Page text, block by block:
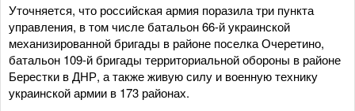
Уточняется, что российская армия поразила три пункта
управления, в том числе батальон 66-й украинской
механизированной бригады в районе поселка Очеретино,
батальон 109-й бригады территориальной обороны в районе
Берестки в ДНР, а также живую силу и военную технику
украинской армии в 173 районах.